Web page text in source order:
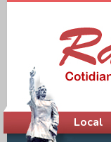
Meniu principal
Local